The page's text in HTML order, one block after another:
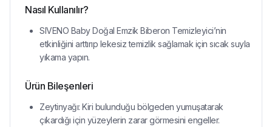
Nasıl Kullanılır?
SIVENO Baby Doğal Emzik Biberon Temizleyici’nin
etkinliğini arttırıp lekesiz temizlik sağlamak için sıcak suyla
yıkama yapın.
Ürün Bileşenleri
Zeytinyağı: Kiri bulunduğu bölgeden yumuşatarak
çıkardığı için yüzeylerin zarar görmesini engeller.